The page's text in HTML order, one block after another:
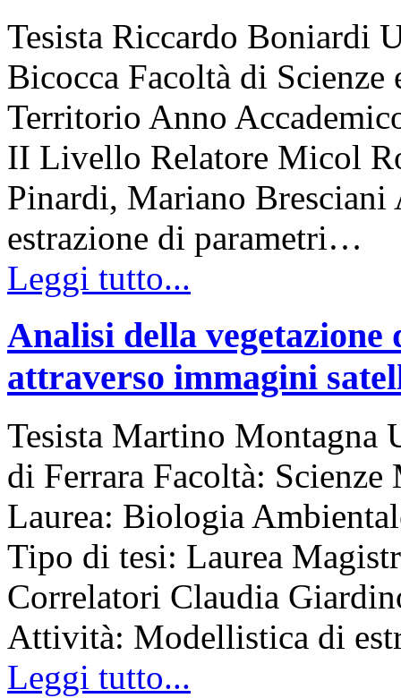
Tesista Riccardo Boniardi
Bicocca Facoltà di
Territorio Anno
II Livello Relatore Micol
Pinardi, Mariano
estrazione di parametri…
Leggi tutto...
Analisi della vegetazione
attraverso immagini
Tesista Martino Montagna
di Ferrara Facoltà:
Laurea: Biologia
Tipo di tesi: Laurea
Correlatori Claudia
Attività: Modellistica di
Leggi tutto...